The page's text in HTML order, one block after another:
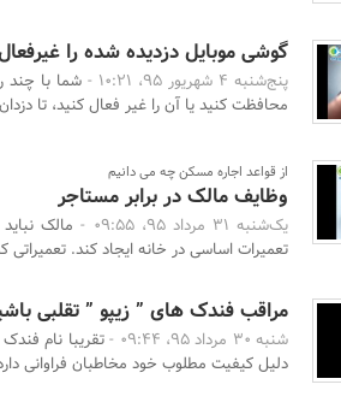
گوشی موبایل دزدیده شده را
پنج‌شنبه 4 شهریور 95، 10:21 -
شما با چند
محافظت کنید یا آن را غیر فعال کنید، تا
از قواعد اجاره مسکن چه می دانیم
وظایف مالک در برابر مستاجر
یک‌شنبه 31 مرداد 95، 09:55 -
مالک
تعمیرات اساسی در خانه ایجاد کند.
مراقب فندک های ” زیپو ” تقلبی
شنبه 30 مرداد 95، 09:44 -
تقریبا نام
دلیل کیفیت مطلوب خود مخاطبان فراوانی